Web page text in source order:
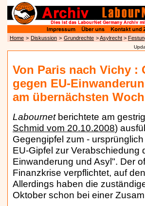
Home > Diskussion > Grundrechte >Asylrecht >
Von Paris nach Vichy :
gegen EU-
am übernächsten
Labournet berichtete am
Schmid vom 20.10.2008)
Gegengipfel zum -
EU-Gipfel zur
Einwanderung und Asyl". Der
Finanzkrise verpflichtet, auf
Allerdings haben die
Oktober schon bei einer